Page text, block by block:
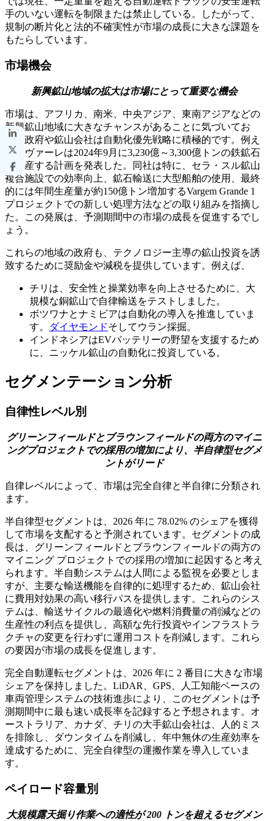
手のいない運転を制限または禁止している。したがって、
規制の断片化と法的不確実性が市場の成長に大きな課題を
もたらしています。
市場機会
新興鉱山地域の拡大は市場にとって重要な機会
市場は、アフリカ、南米、中央アジア、東南アジアなどの
新興鉱山地域に大きなチャンスがあることに気づいてお
り、政府や鉱山会社は自動化優先戦略に積極的です。例え
ば、ヴァーレは2024年9月に3,230億～3,300億トンの鉄鉱石
を生産する計画を発表した。同社は特に、セラ・スル鉱山
複合施設での効率向上、鉱石輸送に大型船舶の使用、最終
的には年間生産量が約150億トン増加するVargem Grande 1
プロジェクトでの新しい処理方法などの取り組みを指摘し
た。この発展は、予測期間中の市場の成長を促進するでし
ょう。
これらの地域の政府も、テクノロジー主導の鉱山投資を誘
致するために奨励金や減税を提供しています。例えば、
チリは、安全性と操業効率を向上させるために、大
規模な銅鉱山で自律輸送をテストしました。
ボツワナとナミビアは自動化の導入を推進していま
す。
ダイヤモンドそしてウラン採掘。
インドネシアはEVバッテリーの野望を支援するため
に、ニッケル鉱山の自動化に投資している。
セグメンテーション分析
自律性レベル別
グリーンフィールドとブラウンフィールドの両方のマイニ
ングプロジェクトでの採用の増加により、半自律型セグメ
ントがリード
自律レベルによって、市場は完全自律と半自律に分類され
ます。
半自律型セグメントは、2026 年に 78.02% のシェアを獲得
して市場を支配すると予測されています。セグメントの成
長は、グリーンフィールドとブラウンフィールドの両方の
マイニング プロジェクトでの採用の増加に起因すると考え
られます。半自動システムは人間による監視を必要としま
すが、主要な輸送機能を自律的に処理するため、鉱山会社
に費用対効果の高い移行パスを提供します。これらのシス
テムは、輸送サイクルの最適化や燃料消費量の削減などの
生産性の利点を提供し、高額な先行投資やインフラストラ
クチャの変更を行わずに運用コストを削減します。これら
の要因が市場の成長を促進します。
完全自動運転セグメントは、2026 年に 2 番目に大きな市場
シェアを保持しました。LiDAR、GPS、人工知能ベースの
車両管理システムの技術進歩により、このセグメントは予
測期間中に最も速い成長率を記録すると予想されます。オ
ーストラリア、カナダ、チリの大手鉱山会社は、人的ミス
を排除し、ダウンタイムを削減し、年中無休の生産効率を
達成するために、完全自律型の運搬作業を導入していま
す。
ペイロード容量別
大規模露天掘り作業への適性が 200 トンを超えるセグメン